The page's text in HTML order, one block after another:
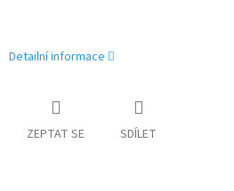
Detailní informace
ZEPTAT SE SDÍLET